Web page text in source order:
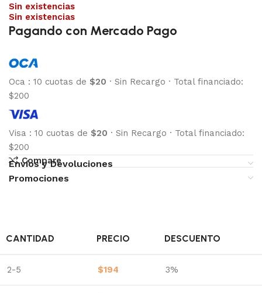
Sin existencias
Sin existencias
Pagando con Mercado Pago
Oca : 10 cuotas de $20 · Sin Recargo · Total financiado:
$200
Visa : 10 cuotas de $20 · Sin Recargo · Total financiado:
$200
Compare
Envíos y Devoluciones
Promociones
CANTIDAD PRECIO DESCUENTO
2-5 $194 3%